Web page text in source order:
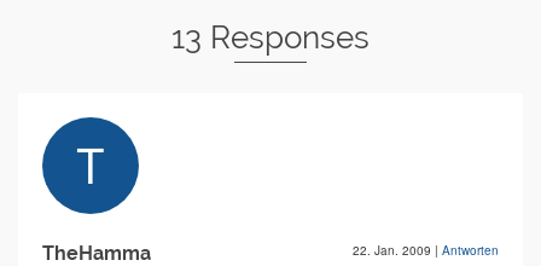
13 Responses
TheHamma 22. Jan. 2009 | Antworten